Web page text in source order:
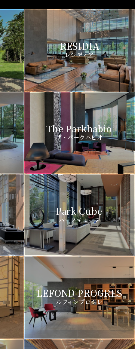
RESIDIA
レジディア
The Parkhabio
ザ・パークハビオ
Park Cube
パークキューブ
LEFOND PROGRES
ルフォンプログレ